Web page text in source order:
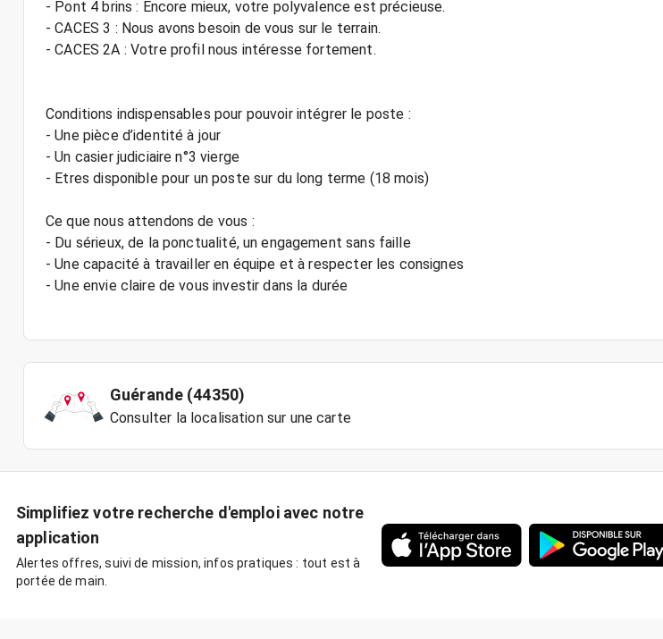
- Pont 4 brins : Encore mieux, votre polyvalence est précieuse.
- CACES 3 : Nous avons besoin de vous sur le terrain.
- CACES 2A : Votre profil nous intéresse fortement.
Conditions indispensables pour pouvoir intégrer le poste :
- Une pièce d’identité à jour
- Un casier judiciaire n°3 vierge
- Etres disponible pour un poste sur du long terme (18 mois)
Ce que nous attendons de vous :
- Du sérieux, de la ponctualité, un engagement sans faille
- Une capacité à travailler en équipe et à respecter les consignes
- Une envie claire de vous investir dans la durée
Guérande (44350)
Consulter la localisation sur une carte
Simplifiez votre recherche d'emploi avec notre
application
Alertes offres, suivi de mission, infos pratiques : tout est à
portée de main.